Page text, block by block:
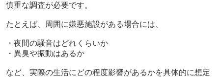
慎重な調査が必要です。
たとえば、周囲に嫌悪施設がある場合には、
・夜間の騒音はどれくらいか
・異臭や振動はあるか
など、実際の生活にどの程度影響があるかを具体的に想定